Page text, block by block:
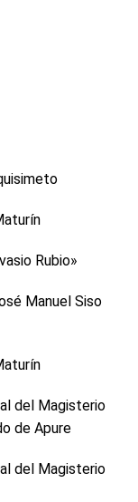
Rubio»
Manuel Siso
del Magisterio
de Apure
del Magisterio